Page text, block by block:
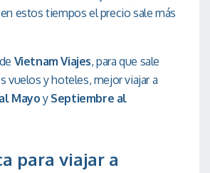
estos tiempos el precio sale más
Vietnam Viajes, para que sale
vuelos y hoteles, mejor viajar a
Mayo y Septiembre al
para viajar a